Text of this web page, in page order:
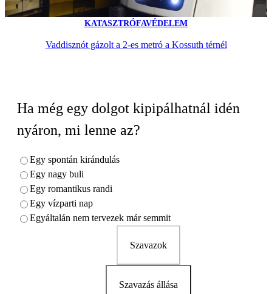
KATASZTRÓFAVÉDELEM
Vaddisznót gázolt a 2-es metró a Kossuth térnél
Ha még egy dolgot kipipálhatnál idén
nyáron, mi lenne az?
Egy spontán kirándulás
Egy nagy buli
Egy romantikus randi
Egy vízparti nap
Egyáltalán nem tervezek már semmit
Szavazok
Szavazás állása